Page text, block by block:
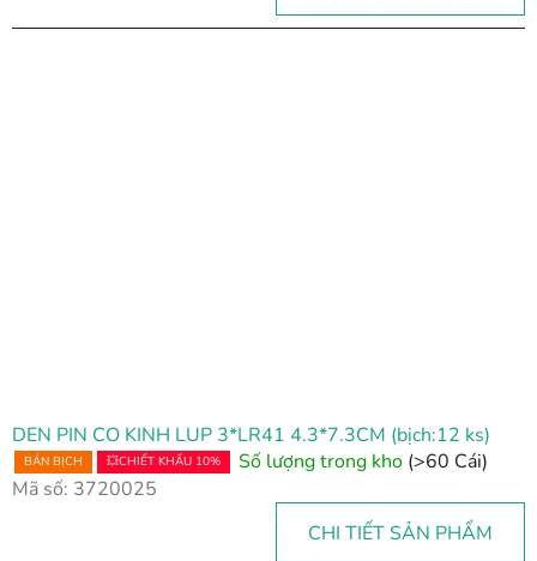
DEN PIN CO KINH LUP 3*LR41 4.3*7.3CM (bịch:12 ks)
BÁN BỊCH 💥CHIẾT KHẤU 10% Số lượng trong kho (>60 Cái)
Mã số: 3720025
CHI TIẾT SẢN PHẨM